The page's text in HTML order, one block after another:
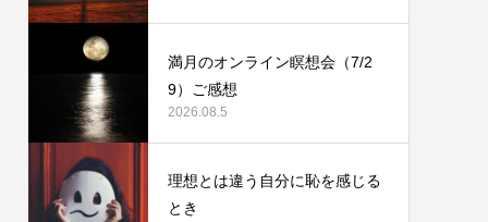
満月のオンライン瞑想会（7/2
9）ご感想
2026.08.5
理想とは違う自分に恥を感じる
とき